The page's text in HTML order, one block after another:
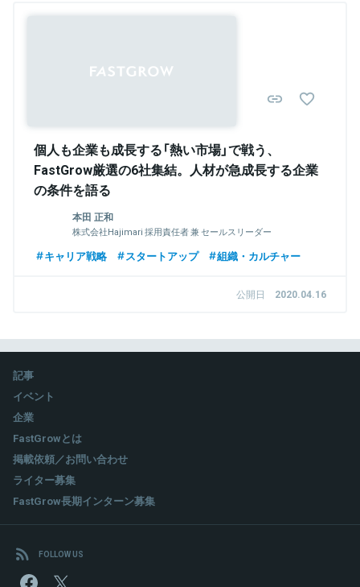
個人も企業も成長する「熱い市場」で戦う、
FastGrow厳選の6社集結。人材が急成長する企業
の条件を語る
本田 正和
株式会社Hajimari 採用責任者 兼 セールスリーダー
キャリア戦略 スタートアップ 組織・カルチャー
公開日 2020.04.16
記事
イベント
企業
FastGrowとは
掲載依頼／お問い合わせ
ライター募集
FastGrow長期インターン募集
FOLLOW US